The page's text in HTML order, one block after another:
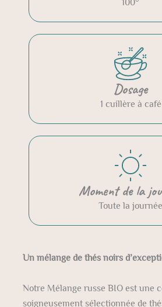
Dosage
1 cuillère à café
Moment de la
Toute la journée
Un mélange de thés noirs
Notre Mélange russe BIO est une
soigneusement sélectionnée de